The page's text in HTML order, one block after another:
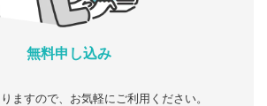
無料申し込み
ますので、お気軽にご利用ください。